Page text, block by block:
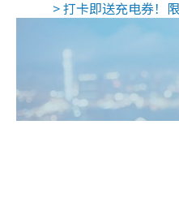
> 打卡即送充电券！